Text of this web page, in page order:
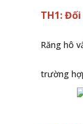
TH1:
Răng hô
trường